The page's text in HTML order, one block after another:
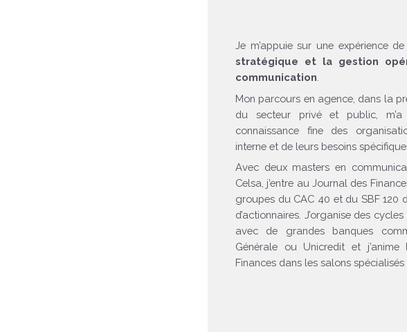
Je m’appuie sur une expérience
stratégique et la gestion
communication
Mon parcours en agence, dans la
du secteur privé et public,
connaissance fine des
interne et de leurs besoins
Avec deux masters en
Celsa, j’entre au Journal des
groupes du CAC 40 et du SBF 120
d’actionnaires. J’organise des
avec de grandes banques
Générale ou Unicredit et
Finances dans les salons spécialisés